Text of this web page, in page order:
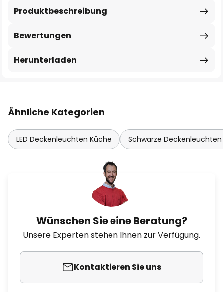
Produktbeschreibung
Bewertungen
Herunterladen
Ähnliche Kategorien
LED Deckenleuchten Küche Schwarze
Wünschen Sie eine Beratung?
Unsere Experten stehen Ihnen zur Verfügung.
Kontaktieren Sie uns